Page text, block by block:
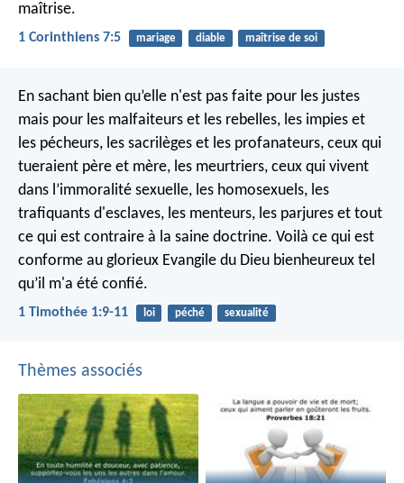
maîtrise.
1 Corinthiens 7:5 mariage diable maîtrise de soi
En sachant bien qu’elle n'est pas faite pour les justes
mais pour les malfaiteurs et les rebelles, les impies et
les pécheurs, les sacrilèges et les profanateurs, ceux qui
tueraient père et mère, les meurtriers, ceux qui vivent
dans l’immoralité sexuelle, les homosexuels, les
trafiquants d'esclaves, les menteurs, les parjures et tout
ce qui est contraire à la saine doctrine. Voilà ce qui est
conforme au glorieux Evangile du Dieu bienheureux tel
qu’il m'a été confié.
1 Timothée 1:9-11 loi péché sexualité
Thèmes associés